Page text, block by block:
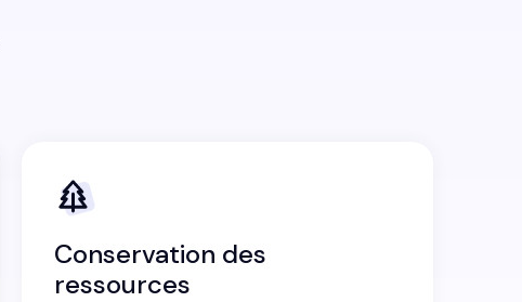
Conservation des
ressources